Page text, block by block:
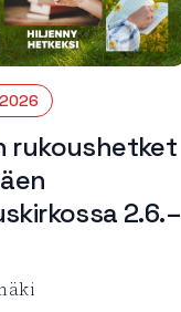
rukoushetket
2.6.–